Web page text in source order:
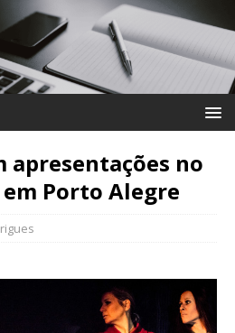
apresentações no
Porto Alegre